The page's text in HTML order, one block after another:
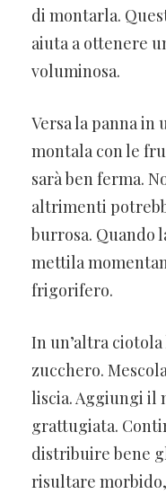
di montarla.
aiuta a ottenere
voluminosa.
Versa la panna in
montala con le
sarà ben ferma.
altrimenti
burrosa. Quando
mettila
frigorifero.
In un’altra
zucchero.
liscia. Aggiungi il
grattugiata.
distribuire bene
risultare